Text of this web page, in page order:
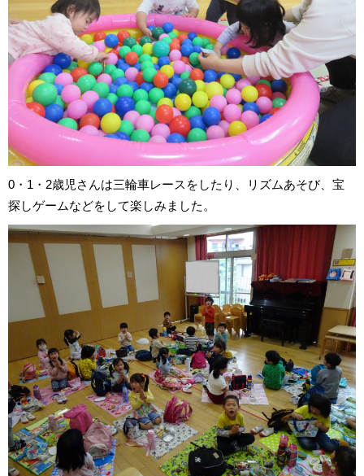
0・1・2歳児さんは三輪車レースをしたり、リズムあそび、宝
探しゲームなどをして楽しみました。